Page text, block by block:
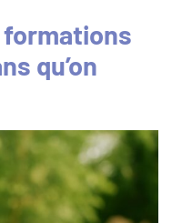
qu’on